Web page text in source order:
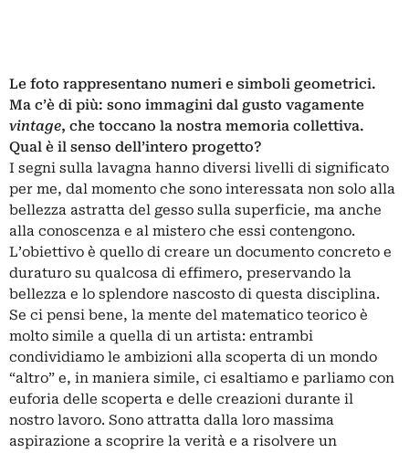
Le foto rappresentano numeri e simboli geometrici.
Ma c’è di più: sono immagini dal gusto vagamente
vintage, che toccano la nostra memoria collettiva.
Qual è il senso dell’intero progetto?
I segni sulla lavagna hanno diversi livelli di significato
per me, dal momento che sono interessata non solo alla
bellezza astratta del gesso sulla superficie, ma anche
alla conoscenza e al mistero che essi contengono.
L’obiettivo è quello di creare un documento concreto e
duraturo su qualcosa di effimero, preservando la
bellezza e lo splendore nascosto di questa disciplina.
Se ci pensi bene, la mente del matematico teorico è
molto simile a quella di un artista: entrambi
condividiamo le ambizioni alla scoperta di un mondo
“altro” e, in maniera simile, ci esaltiamo e parliamo con
euforia delle scoperta e delle creazioni durante il
nostro lavoro. Sono attratta dalla loro massima
aspirazione a scoprire la verità e a risolvere un